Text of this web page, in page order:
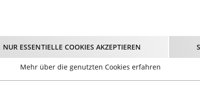
Jump - vom
- Beginn 18:45 Uhr
NUR ESSENTIELLE COOKIES AKZEPTIEREN
Mehr über die genutzten Cookies erfahren